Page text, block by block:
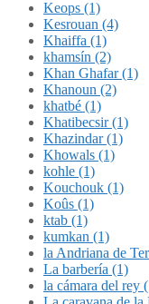
Keops (1)
Kesrouan (4)
Khaiffa (1)
khamsín (2)
Khan Ghafar (1)
Khanoun (2)
khatbé (1)
Khatibecsir (1)
Khazindar (1)
Khowals (1)
kohle (1)
Kouchouk (1)
Koûs (1)
ktab (1)
kumkan (1)
la Andriana de
La barbería (1)
la cámara del rey